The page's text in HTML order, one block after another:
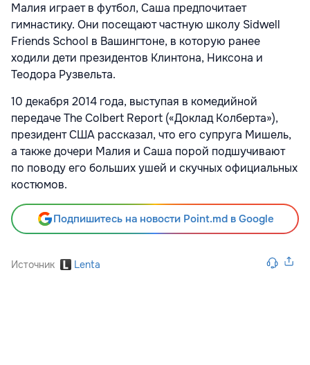
Малия играет в футбол, Саша предпочитает
гимнастику. Они посещают частную школу Sidwell
Friends School в Вашингтоне, в которую ранее
ходили дети президентов Клинтона, Никсона и
Теодора Рузвельта.
10 декабря 2014 года, выступая в комедийной
передаче The Colbert Report («Доклад Колберта»),
президент США рассказал, что его супруга Мишель,
а также дочери Малия и Саша порой подшучивают
по поводу его больших ушей и скучных официальных
костюмов.
Подпишитесь на новости Point.md в Google
Источник Lenta